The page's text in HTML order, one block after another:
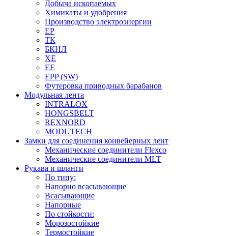
Добыча ископаемых
Химикаты и удобрения
Производство электроэнергии
EP
ТК
БКНЛ
XE
EE
EPP (SW)
Футеровка приводных барабанов
Модульная лента
INTRALOX
HONGSBELT
REXNORD
MODUTECH
Замки для соединения конвейерных лент
Механические соединители Flexco
Механические соединители MLT
Рукава и шланги
По типу:
Напорно всасывающие
Всасывающие
Напорные
По стойкости:
Морозостойкие
Термостойкие